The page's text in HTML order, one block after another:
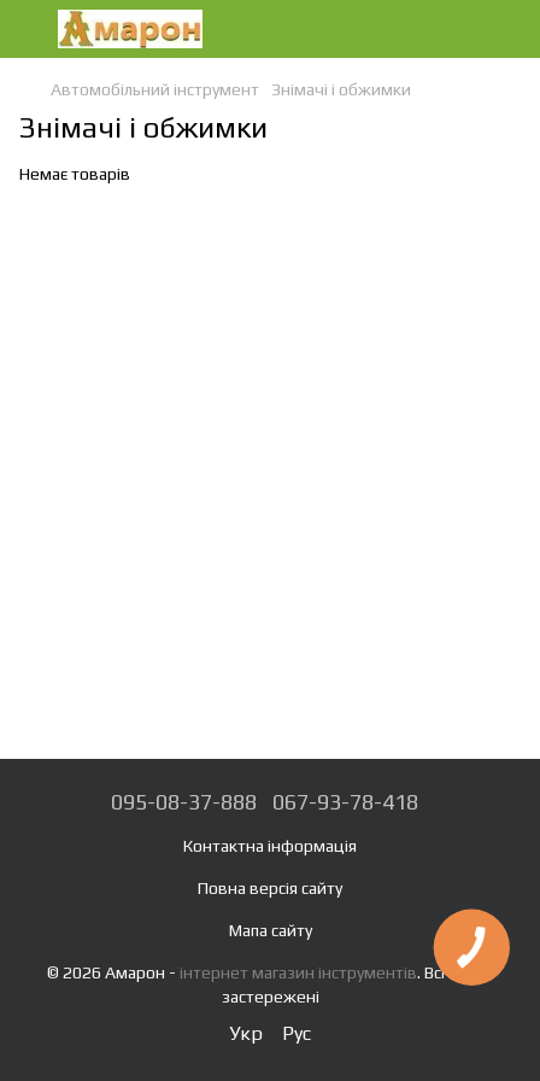
Автомобільний інструмент Знімачі і обжимки
Знімачі і обжимки
Немає товарів
095-08-37-888 067-93-78-418
Контактна інформація
Повна версія сайту
Мапа сайту
© 2026 Амарон - інтернет магазин інструментів. Всі права
застережені
Укр Рус